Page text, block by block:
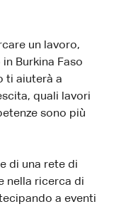
un lavoro,
Burkina Faso
ti aiuterà a
quali lavori
sono più
di una rete di
nella ricerca di
a eventi